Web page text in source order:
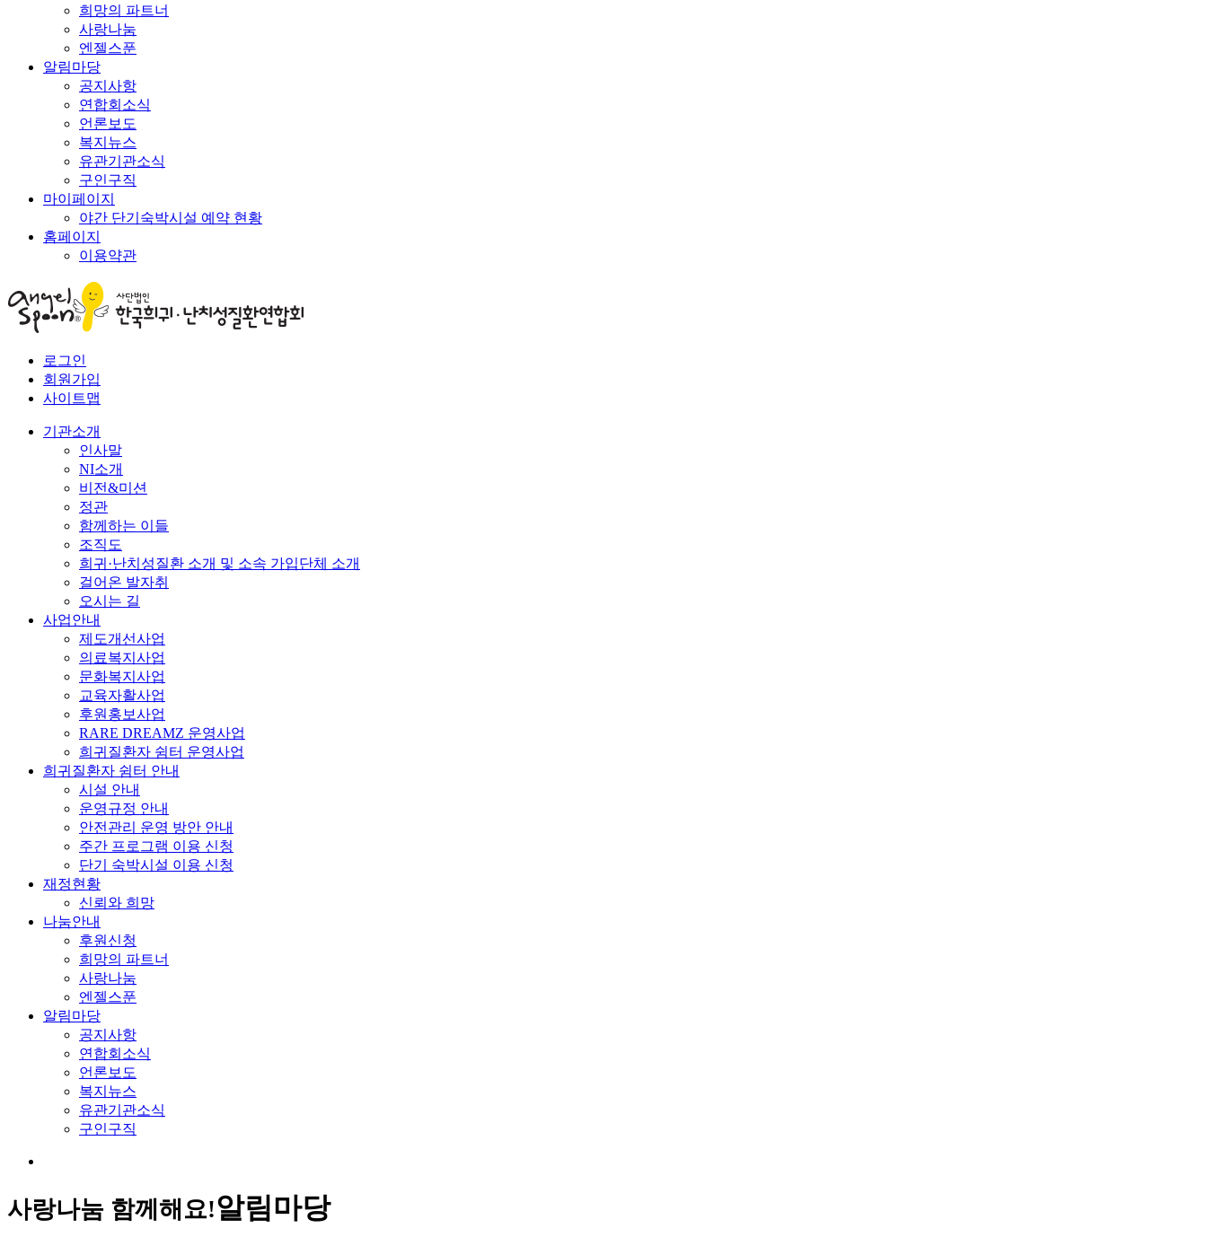
희망의 파트너
사랑나눔
엔젤스푼
알림마당
공지사항
연합회소식
언론보도
복지뉴스
유관기관소식
구인구직
마이페이지
야간 단기숙박시설 예약 현황
홈페이지
이용약관
로그인
회원가입
사이트맵
기관소개
인사말
NI소개
비전&미션
정관
함께하는 이들
조직도
희귀·난치성질환 소개 및 소속 가입단체 소개
걸어온 발자취
오시는 길
사업안내
제도개선사업
의료복지사업
문화복지사업
교육자활사업
후원홍보사업
RARE DREAMZ 운영사업
희귀질환자 쉼터 운영사업
희귀질환자 쉼터 안내
시설 안내
운영규정 안내
안전관리 운영 방안 안내
주간 프로그램 이용 신청
단기 숙박시설 이용 신청
재정현황
신뢰와 희망
나눔안내
후원신청
희망의 파트너
사랑나눔
엔젤스푼
알림마당
공지사항
연합회소식
언론보도
복지뉴스
유관기관소식
구인구직
사랑나눔 함께해요!알림마당